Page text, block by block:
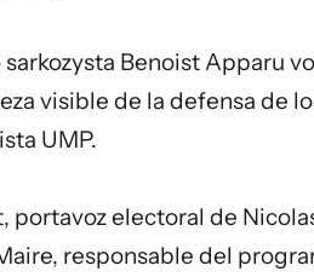
Benoist Apparu
visible de la defensa de
UMP.
electoral de
responsable del